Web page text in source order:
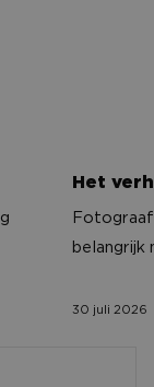
Het
belangrijk
30 juli 2026